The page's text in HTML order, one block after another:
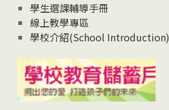
學生選課輔導手冊
線上教學專區
學校介紹(School Introduction)